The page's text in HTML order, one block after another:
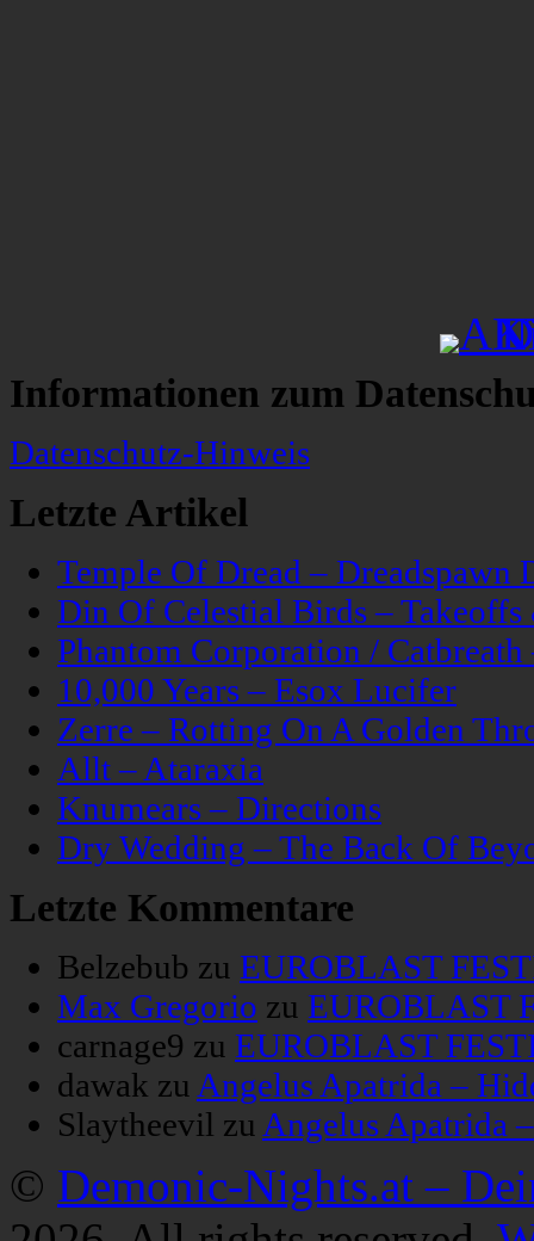
Informationen zum
Datenschutz-Hinweis
Letzte Artikel
Temple Of Dread – Dreadspawn
Din Of Celestial Birds –
Phantom Corporation /
10,000 Years – Esox Lucifer
Zerre – Rotting On A Golden
Allt – Ataraxia
Knumears – Directions
Dry Wedding – The Back Of
Letzte Kommentare
Belzebub zu EUROBLAST
Max Gregorio zu EUROBLAST
carnage9 zu EUROBLAST
dawak zu Angelus Apatrida –
Slaytheevil zu Angelus Apatrida
© Demonic-Nights.at –